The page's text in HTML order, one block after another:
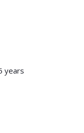
years